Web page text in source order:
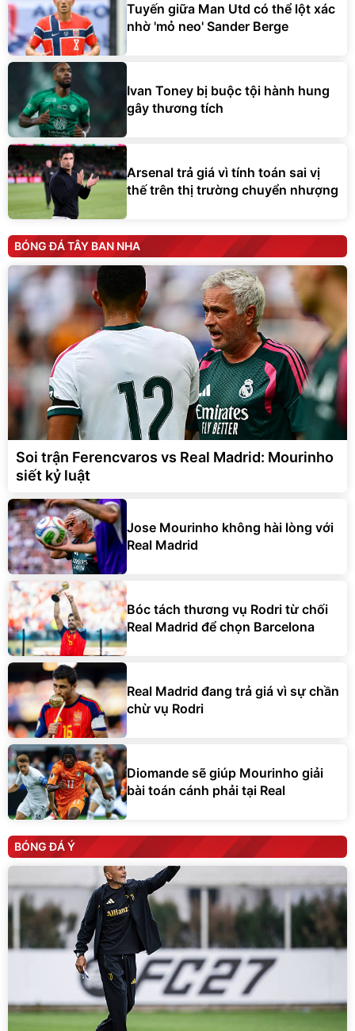
Tuyến giữa Man Utd có thể lột xác
nhờ 'mỏ neo' Sander Berge
Ivan Toney bị buộc tội hành hung
gây thương tích
Arsenal trả giá vì tính toán sai vị
thế trên thị trường chuyển nhượng
BÓNG ĐÁ TÂY BAN NHA
Soi trận Ferencvaros vs Real Madrid: Mourinho
siết kỷ luật
Jose Mourinho không hài lòng với
Real Madrid
Bóc tách thương vụ Rodri từ chối
Real Madrid để chọn Barcelona
Real Madrid đang trả giá vì sự chần
chừ vụ Rodri
Diomande sẽ giúp Mourinho giải
bài toán cánh phải tại Real
BÓNG ĐÁ Ý